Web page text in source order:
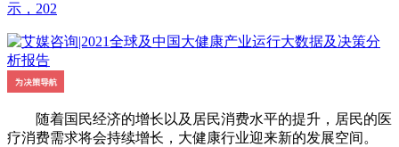
示，202
随着国民经济的增长以及居民消费水平的提升，居民的医
疗消费需求将会持续增长，大健康行业迎来新的发展空间。